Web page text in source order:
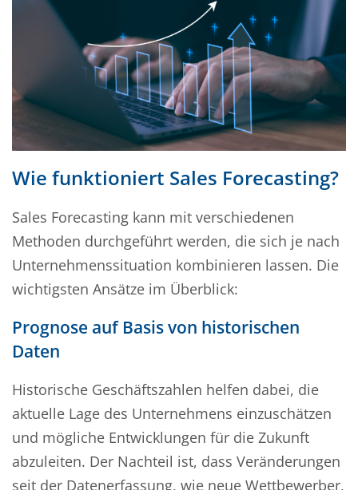
Wie funktioniert Sales Forecasting?
Sales Forecasting kann mit verschiedenen
Methoden durchgeführt werden, die sich je nach
Unternehmenssituation kombinieren lassen. Die
wichtigsten Ansätze im Überblick:
Prognose auf Basis von historischen
Daten
Historische Geschäftszahlen helfen dabei, die
aktuelle Lage des Unternehmens einzuschätzen
und mögliche Entwicklungen für die Zukunft
abzuleiten. Der Nachteil ist, dass Veränderungen
seit der Datenerfassung, wie neue Wettbewerber,